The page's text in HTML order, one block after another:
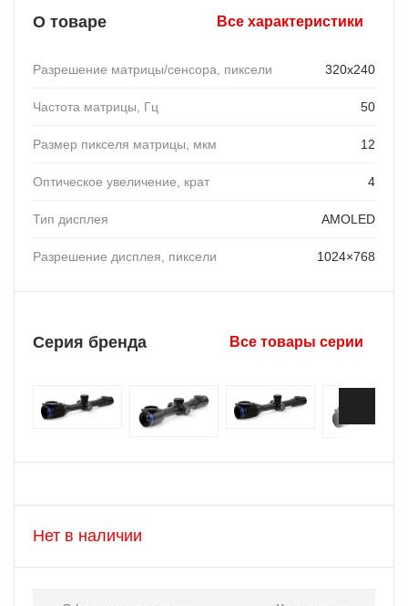
О товаре Все характеристики
Разрешение матрицы/сенсора, пиксели 320x240
Частота матрицы, Гц 50
Размер пикселя матрицы, мкм 12
Оптическое увеличение, крат 4
Тип дисплея AMOLED
Разрешение дисплея, пиксели 1024×768
Серия бренда Все товары серии
Нет в наличии